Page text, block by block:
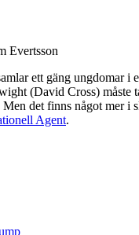
Evertsson
ett gäng ungdomar i
(David Cross) måste
det finns något mer i
Agent.